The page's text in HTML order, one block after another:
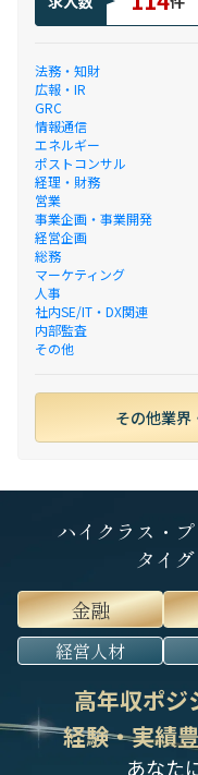
法務・知財
広報・IR
GRC
情報通信
エネルギー
ポストコンサル
経理・財務
営業
事業企画・事業開発
経営企画
総務
マーケティング
人事
社内SE/IT・DX関連
内部監査
その他
その他業界
ハイクラス・
タイ
金融
経営人材
高年収ポジ
経験・実績
あなた